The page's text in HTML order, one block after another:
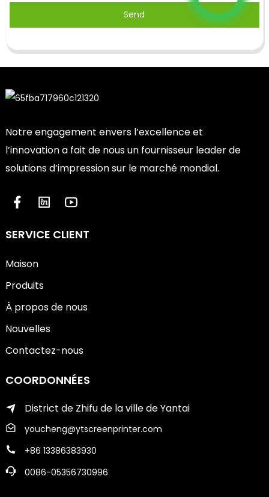
Send
Notre engagement envers l’excellence et
l’innovation a fait de nous un fournisseur leader de
solutions d’impression sur le marché mondial.
SERVICE CLIENT
Maison
Produits
À propos de nous
Nouvelles
Contactez-nous
COORDONNÉES
District de Zhifu de la ville de Yantai
youcheng@ytscreenprinter.com
+86 13386383930
0086-05356730996